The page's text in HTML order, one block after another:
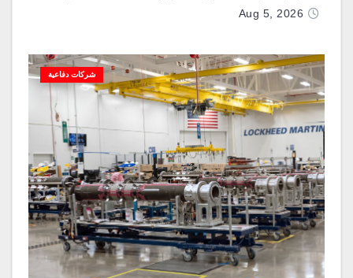
موجهة وصواريخ “IRIS-T”
Aug 5, 2026
شركات دفاعية